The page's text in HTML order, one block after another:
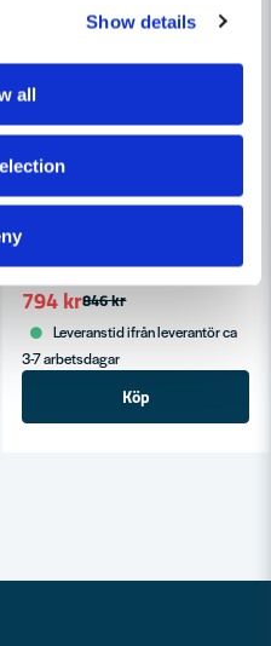
Show details
all
180mm
HIKOKI POWERTOOLS
846 kr
794 kr
Leveranstid ifrån leverantör ca
3-7 arbetsdagar
Köp